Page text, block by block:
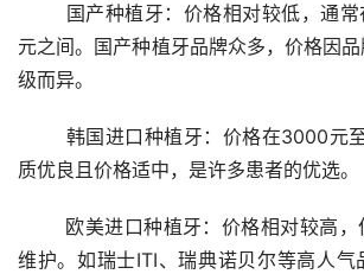
元之间。国产种植牙品牌众多，价格因
级而异。
质优良且价格适中，是许多患者的优选。
维护。如瑞士ITI、瑞典诺贝尔等高人气